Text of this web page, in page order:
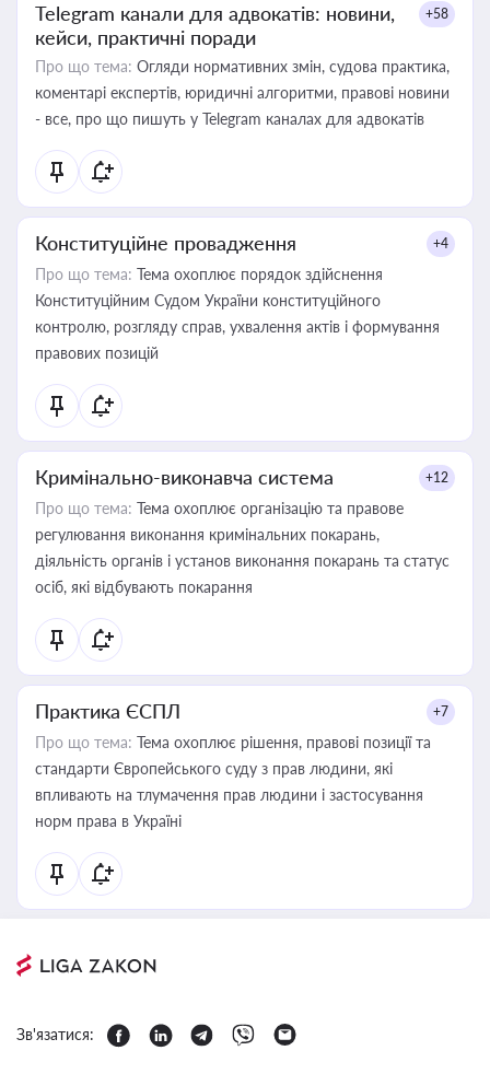
Telegram канали для адвокатів: новини,
кейси, практичні поради
+58
Про що тема: Огляди нормативних змін, судова практика,
коментарі експертів, юридичні алгоритми, правові новини
- все, про що пишуть у Telegram каналах для адвокатів
Конституційне провадження +4
Про що тема: Тема охоплює порядок здійснення
Конституційним Судом України конституційного
контролю, розгляду справ, ухвалення актів і формування
правових позицій
Кримінально-виконавча система +12
Про що тема: Тема охоплює організацію та правове
регулювання виконання кримінальних покарань,
діяльність органів і установ виконання покарань та статус
осіб, які відбувають покарання
Практика ЄСПЛ +7
Про що тема: Тема охоплює рішення, правові позиції та
стандарти Європейського суду з прав людини, які
впливають на тлумачення прав людини і застосування
норм права в Україні
Зв'язатися: